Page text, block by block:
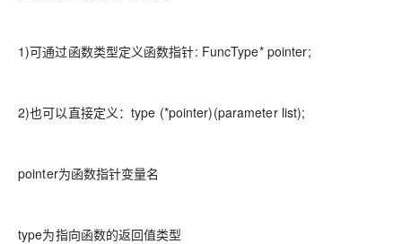
1)可通过函数类型定义函数指针: FuncType* pointer;
2)也可以直接定义：type (*pointer)(parameter list);
pointer为函数指针变量名
type为指向函数的返回值类型